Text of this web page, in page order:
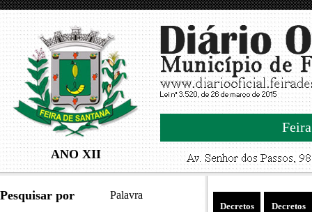
ANO XII
Pesquisar por Palavra
Decretos
Decretos